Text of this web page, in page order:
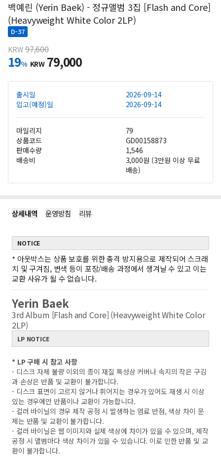
백예린 (Yerin Baek) - 정규앨범 3집 [Flash and Core]
(Heavyweight White Color 2LP)
D-37
KRW 97,600
19% KRW 79,000
출시일
2026-09-14
입고(예정)일
2026-09-14
마일리지
79
상품코드
GD00158873
판매수량
1,546
배송비
3,000원 (3만원 이상 무료
배송)
상세내역 운영방침 리뷰
NOTICE
* 아웃박스는 상품 보호를 위한 충격 방지용으로 제작되어 스크래
치 및 구겨짐, 변색 등이 포장/배송 과정에서 생겨날 수 있고 이는
교환 사유가 될 수 없습니다.
Yerin Baek
3rd Album [Flash and Core] (Heavyweight White Color
2LP)
LP NOTICE
* LP 구매 시 참고 사항
- 디스크 자체 불량 이외의 종이 재질 특성상 커버나 속지의 작은 구김
과 손상은 반품 및 교환이 불가합니다.
- 디스크 표면이 고르지 않거나 휘어지는 경우가 있어도 재생 시 이상
있는 경우에만 반품이나 교환이 가능합니다.
- 컬러 바이닐의 경우 제작 공정 시 발생하는 염료 반점, 색상 차이 문
제는 반품 및 교환이 불가합니다.
- 컬러 바이닐은 웹 이미지와 실제 색상에 차이가 있을 수 있으며, 제작
공정 시 앨범마다 색상 차이가 있을 수 있습니다. 이로 인한 반품 및 교
환이 불가합니다.